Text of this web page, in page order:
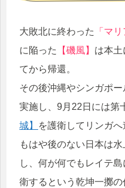
大敗北に終わった 「マ
に陥った
【磯風】 は本土
てから帰還。
その後沖縄やシンガポ
実施し、9月22日には第
城】
を護衛してリンガへ
もはや後のない日本は
し、何が何でもレイテ
衛するという乾坤一擲の